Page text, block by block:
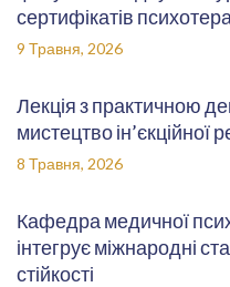
сертифікатів
9 Травня, 2026
Лекція з практичною
мистецтво ін’єкційної
8 Травня, 2026
Кафедра медичної
інтегрує міжнародні
стійкості